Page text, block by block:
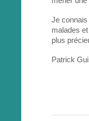
Je connais
malades
plus
Patrick